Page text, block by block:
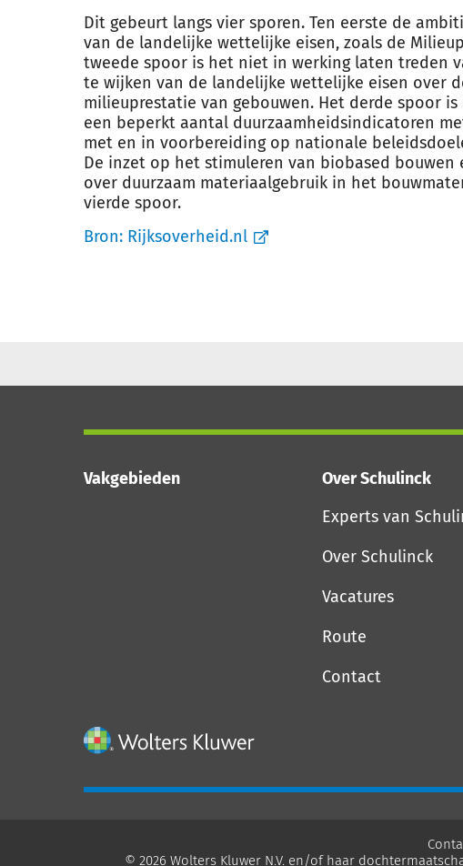
Dit gebeurt langs vier sporen. Ten eerste de
van de landelijke wettelijke eisen, zoals de
tweede spoor is het niet in werking laten treden
te wijken van de landelijke wettelijke eisen over
milieuprestatie van gebouwen. Het derde spoor
een beperkt aantal duurzaamheidsindicatoren
met en in voorbereiding op nationale
De inzet op het stimuleren van biobased bouwen
over duurzaam materiaalgebruik in het
vierde spoor.
Bron: Rijksoverheid.nl
Vakgebieden
Over Schulinck
Experts van
Over Schulinck
Vacatures
Route
Contact
© 2026 Wolters Kluwer N.V. en/of haar